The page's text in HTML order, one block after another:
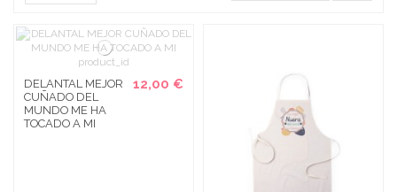
DELANTAL MEJOR
CUÑADO DEL
MUNDO ME HA
TOCADO A MI
12,00 €